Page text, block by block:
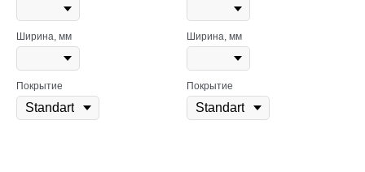
Ширина, мм
Покрытие
Ширина, мм
Покрытие